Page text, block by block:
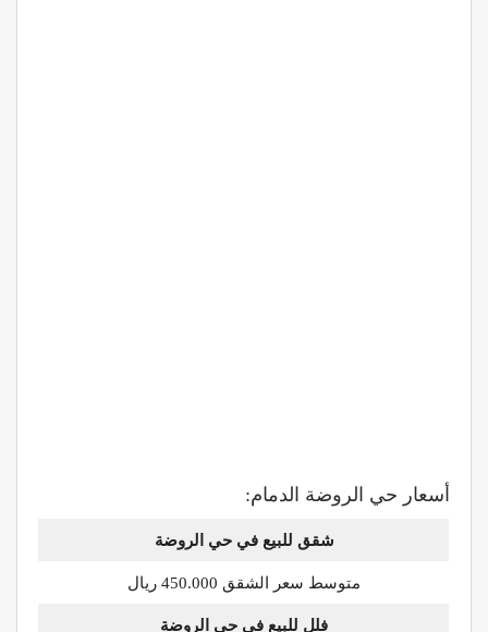
أسعار حي الروضة الدمام:
شقق للبيع في حي الروضة
متوسط سعر الشقق 450.000 ريال
فلل للبيع في حي الروضة